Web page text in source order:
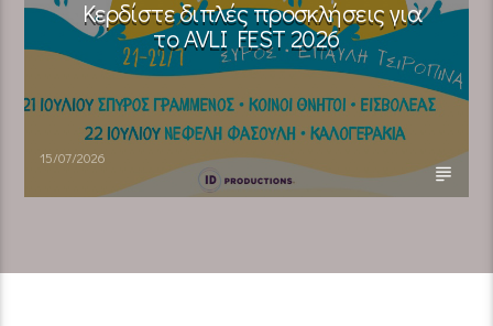
Κερδίστε διπλές προσκλήσεις για
το AVLI FEST 2026
15/07/2026